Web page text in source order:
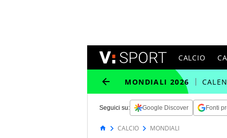
CALCIO
MONDIALI 2026
Seguici su: Google Discover Fonti
CALCIO MONDIALI